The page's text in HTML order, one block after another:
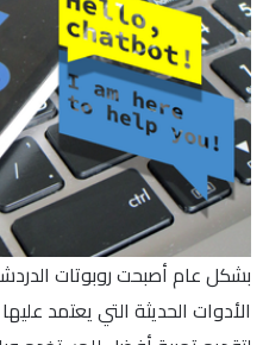
الأدوات الحديثة التي يعتمد